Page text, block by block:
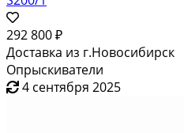
292 800 ₽
Доставка из г.Новосибирск
Опрыскиватели
4 сентября 2025